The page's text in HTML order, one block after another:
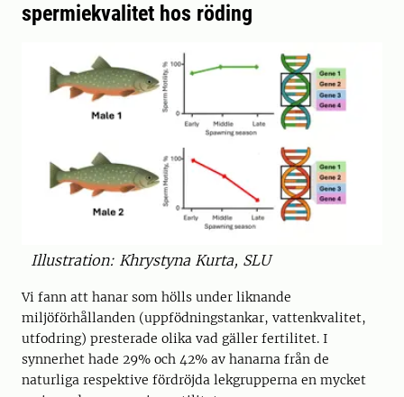
spermiekvalitet hos röding
Illustration: Khrystyna Kurta, SLU
Vi fann att hanar som hölls under liknande
miljöförhållanden (uppfödningstankar, vattenkvalitet,
utfodring) presterade olika vad gäller fertilitet. I
synnerhet hade 29% och 42% av hanarna från de
naturliga respektive fördröjda lekgrupperna en mycket